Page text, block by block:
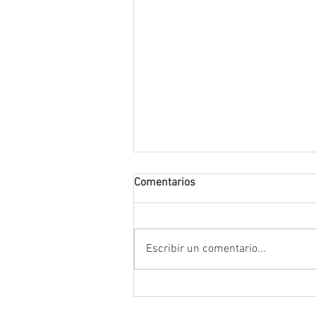
Comentarios
Escribir un comentario...